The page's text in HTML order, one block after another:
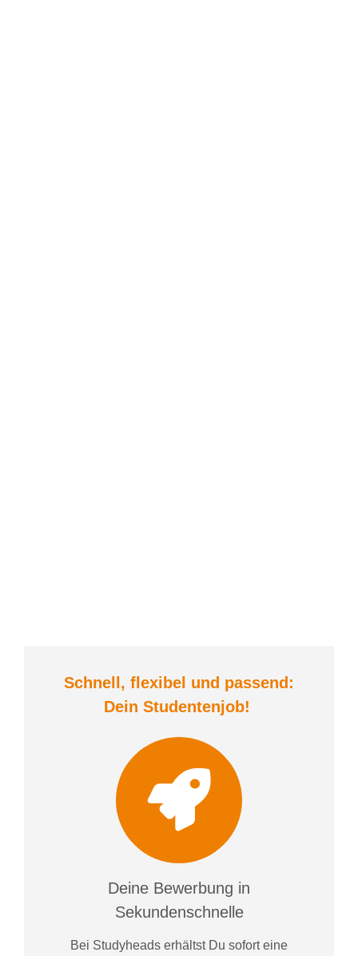
Schnell, flexibel und passend:
Dein Studentenjob!
Deine Bewerbung in
Sekundenschnelle
Bei Studyheads erhältst Du sofort eine